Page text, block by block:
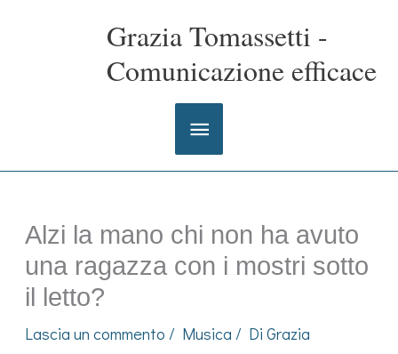
Grazia Tomassetti -
Comunicazione efficace
Menu
principale
Alzi la mano chi non ha avuto
una ragazza con i mostri sotto
il letto?
Lascia un commento / Musica / DiGrazia